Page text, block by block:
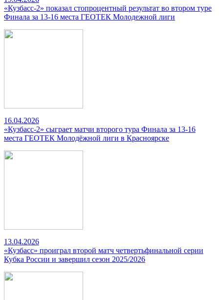
«Кузбасс-2» показал стопроцентный результат во втором туре
Финала за 13-16 места ГЕОТЕК Молодежной лиги
16.04.2026
«Кузбасс-2» сыграет матчи второго тура Финала за 13-16
места ГЕОТЕК Молодёжной лиги в Красноярске
13.04.2026
«Кузбасс» проиграл второй матч четвертьфинальной серии
Кубка России и завершил сезон 2025/2026